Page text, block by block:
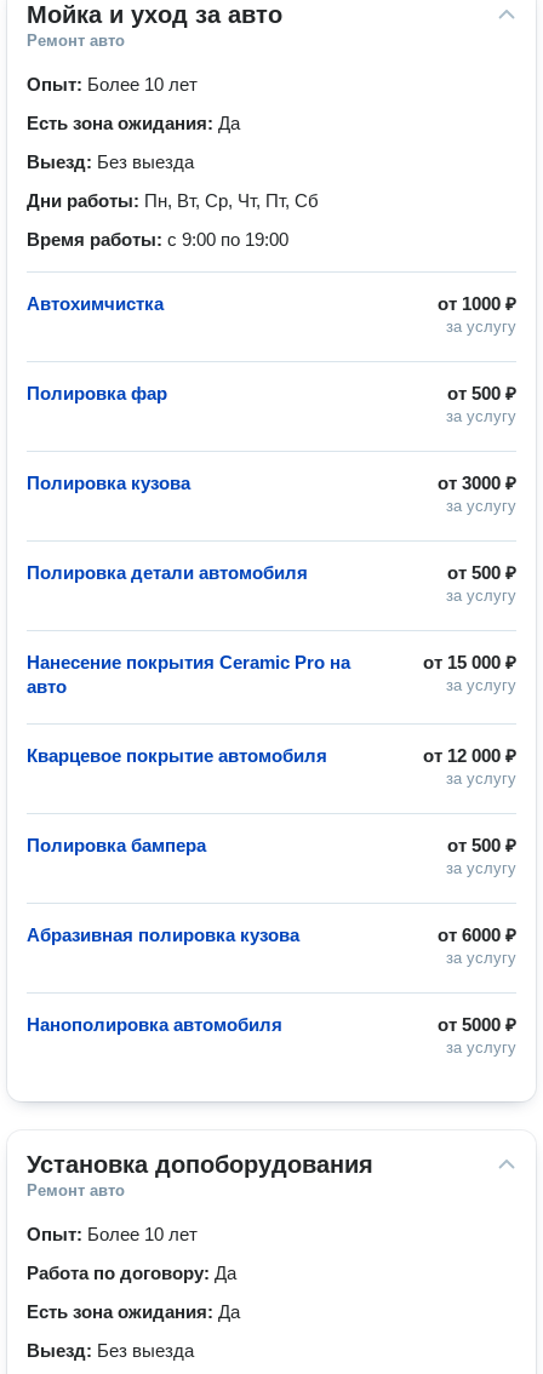
Мойка и уход за авто
Ремонт авто
Опыт: Более 10 лет
Есть зона ожидания: Да
Выезд: Без выезда
Дни работы: Пн, Вт, Ср, Чт, Пт, Сб
Время работы: с 9:00 по 19:00
от 1000 ₽
за услугу
Автохимчистка
от 500 ₽
за услугу
Полировка фар
от 3000 ₽
за услугу
Полировка кузова
от 500 ₽
за услугу
Полировка детали автомобиля
от 15 000 ₽
за услугу
Нанесение покрытия Ceramic Pro на
авто
от 12 000 ₽
за услугу
Кварцевое покрытие автомобиля
от 500 ₽
за услугу
Полировка бампера
от 6000 ₽
за услугу
Абразивная полировка кузова
от 5000 ₽
за услугу
Нанополировка автомобиля
Установка допоборудования
Ремонт авто
Опыт: Более 10 лет
Работа по договору: Да
Есть зона ожидания: Да
Выезд: Без выезда